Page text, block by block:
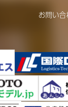
お問い